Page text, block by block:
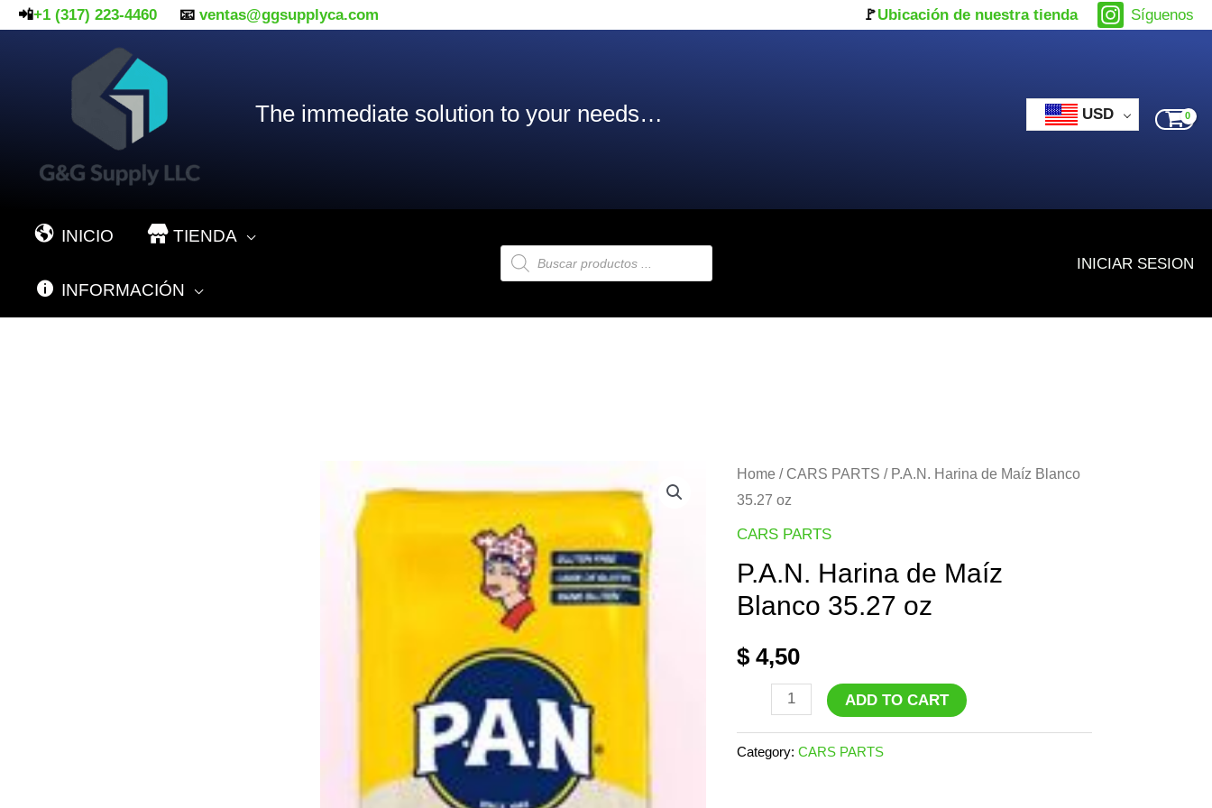
📲+1 (317) 223-4460 📧 ventas@ggsupplyca.com 🚩Ubicación de nuestra tienda Síguenos
The immediate solution to your needs… USD
INICIO TIENDA
INFORMACIÓN
Búsqueda
de
productos
INICIAR SESION
Home / CARS PARTS / P.A.N. Harina de Maíz Blanco
35.27 oz
CARS PARTS
P.A.N. Harina de Maíz
Blanco 35.27 oz
$ 4,50
de
ADD TO CART
Category:CARS PARTS